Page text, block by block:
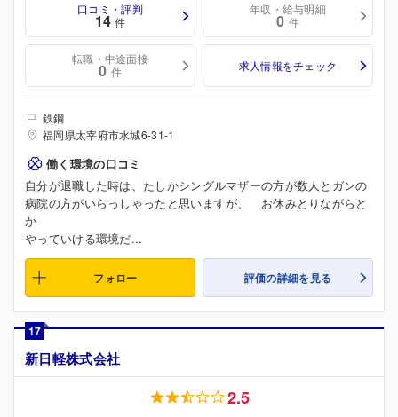
口コミ・評判
14 件
年収・給与明細
0 件
転職・中途面接
0 件 求人情報をチェック
鉄鋼
福岡県太宰府市水城6-31-1
働く環境の口コミ
自分が退職した時は、たしかシングルマザーの方が数人とガンの
病院の方がいらっしゃったと思いますが、 お休みとりながらと
か
やっていける環境だ...
フォロー 評価の詳細を見る
17
新日軽株式会社
2.5